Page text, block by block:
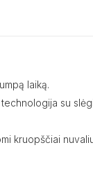
laiką.
su
kruopščiai